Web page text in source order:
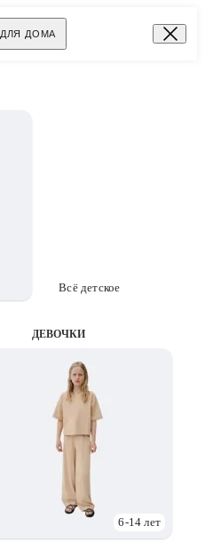
ДЛЯ ДОМА
Всё детское
ДЕВОЧКИ
6-14 лет